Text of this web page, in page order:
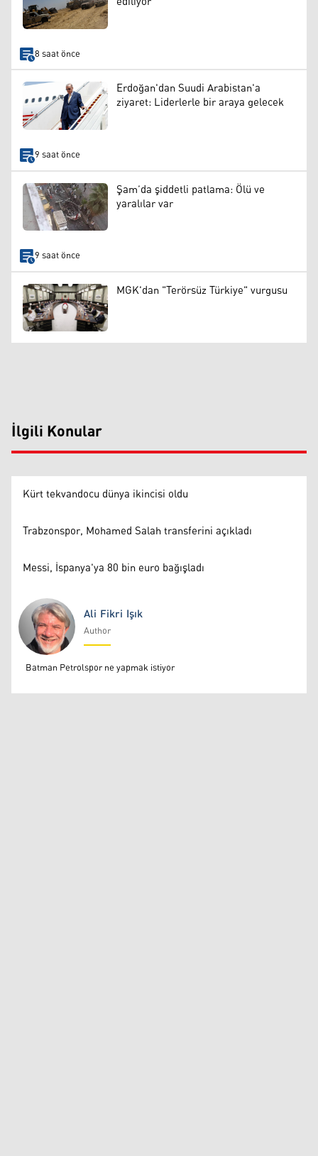
8 saat önce
Erdoğan'dan Suudi Arabistan'a
ziyaret: Liderlerle bir araya gelecek
9 saat önce
Şam’da şiddetli patlama: Ölü ve
yaralılar var
9 saat önce
MGK'dan "Terörsüz Türkiye" vurgusu
İlgili Konular
Kürt tekvandocu dünya ikincisi oldu
Trabzonspor, Mohamed Salah transferini açıkladı
Messi, İspanya'ya 80 bin euro bağışladı
Ali Fikri Işık
Ali Fikri Işık
Author
Batman Petrolspor ne yapmak istiyor